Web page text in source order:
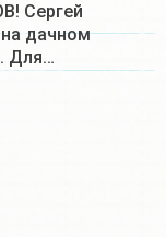
Сергей
дачном
Для…